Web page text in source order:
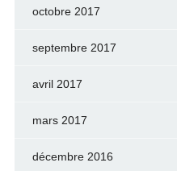
octobre 2017
septembre 2017
avril 2017
mars 2017
décembre 2016